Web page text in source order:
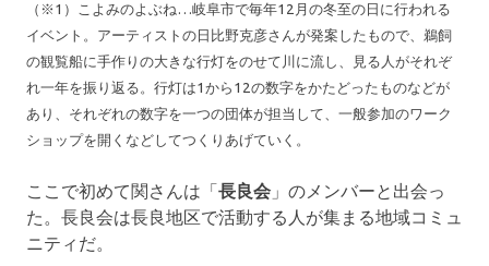
（※1） こよみのよぶね…岐阜市で毎年12月の冬至の日に行われる
イベント。アーティストの日比野克彦さんが発案したもので、鵜飼
の観覧船に手作りの大きな行灯をのせて川に流し、見る人がそれぞ
れ一年を振り返る。行灯は1から12の数字をかたどったものなどが
あり、それぞれの数字を一つの団体が担当して、一般参加のワーク
ショップを開くなどしてつくりあげていく。
ここで初めて関さんは「長良会 」のメンバーと出会っ
た。長良会は長良地区で活動する人が集まる地域コミュ
ニティだ。